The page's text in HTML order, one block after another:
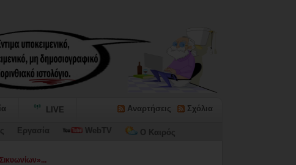
LIVE Αναρτήσεις Σχόλια
Εργασία WebTV Ο Καιρός